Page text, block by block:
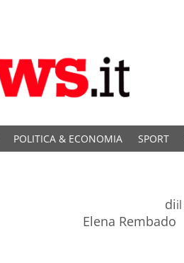
POLITICA & ECONOMIA SPORT
di
Elena Rembado
il